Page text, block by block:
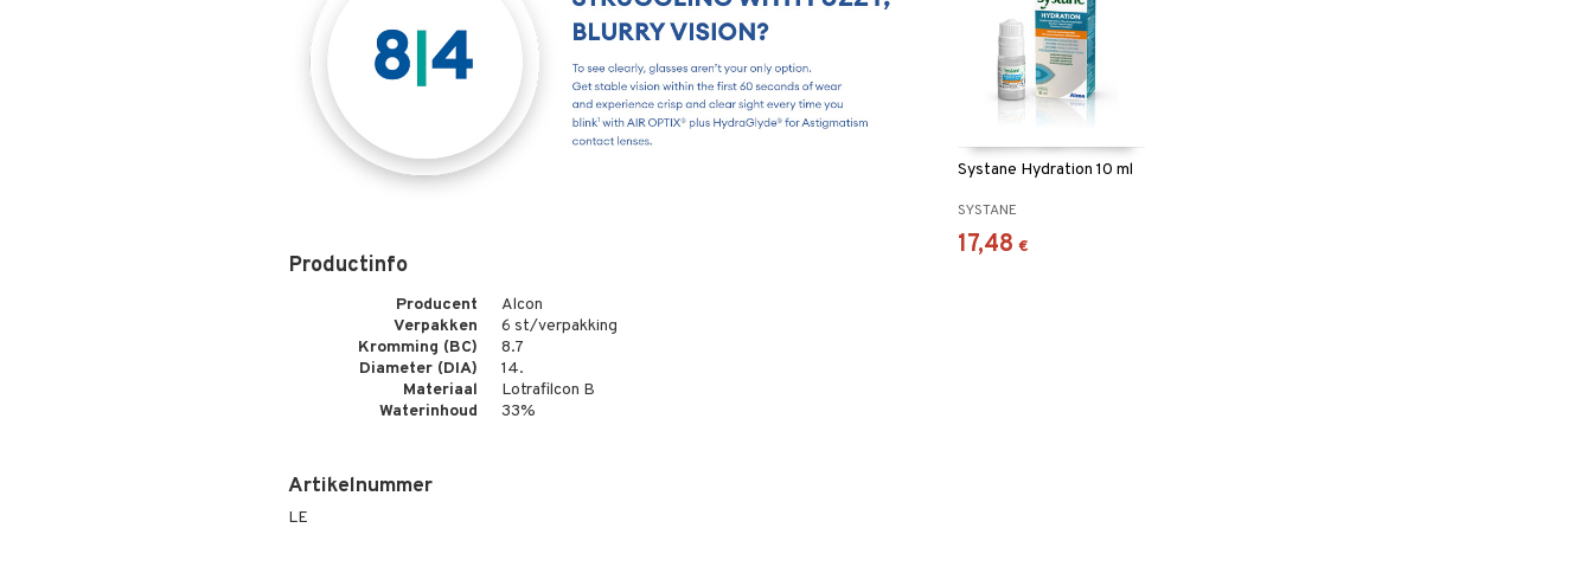
Productinfo
Producent
Alcon
Verpakken
6 st/verpakking
Kromming (BC)
8.7
Diameter (DIA)
14.
Materiaal
Lotrafilcon B
Waterinhoud
33%
Artikelnummer
LE
Systane Hydration 10 ml
SYSTANE
17,48 €